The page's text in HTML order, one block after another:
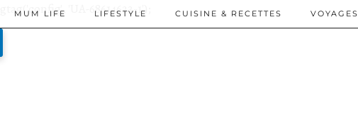
gtag('config', 'UA-68614623-1');
MUM LIFE LIFESTYLE CUISINE & RECETTES VOYAGES